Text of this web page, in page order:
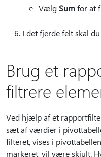
Vælg Sumfor at
I det fjerde felt skal
Brug et
filtrere
Ved hjælp af et
sæt af værdier i
filteret, vises i
markeret, vil være skjult.